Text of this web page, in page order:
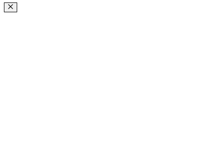
Schließen